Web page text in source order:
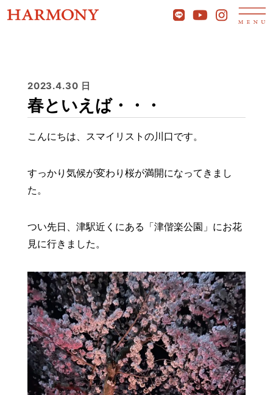
2023.4.30 日
春といえば・・・
こんにちは、スマイリストの川口です。
すっかり気候が変わり桜が満開になってきまし
た。
つい先日、津駅近くにある「津偕楽公園」にお花
見に行きました。